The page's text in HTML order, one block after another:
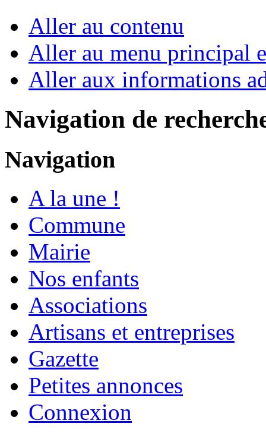
Aller au contenu
Aller au menu principal
Aller aux informations
Navigation de
Navigation
A la une !
Commune
Mairie
Nos enfants
Associations
Artisans et entreprises
Gazette
Petites annonces
Connexion